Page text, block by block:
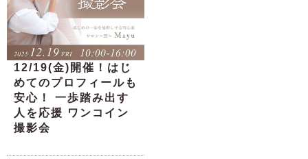
12/19(金)開催！はじ
めてのプロフィールも
安心！ 一歩踏み出す
人を応援 ワンコイン
撮影会